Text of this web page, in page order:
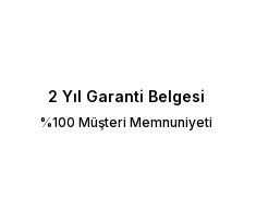
2 Yıl Garanti Belgesi
%100 Müşteri Memnuniyeti